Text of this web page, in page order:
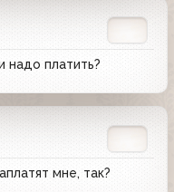
надо платить?
мне, так?